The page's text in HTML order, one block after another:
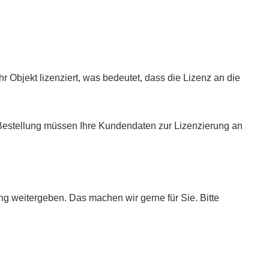
Objekt lizenziert, was bedeutet, dass die Lizenz an die
müssen Ihre Kundendaten zur Lizenzierung an
weitergeben. Das machen wir gerne für Sie. Bitte